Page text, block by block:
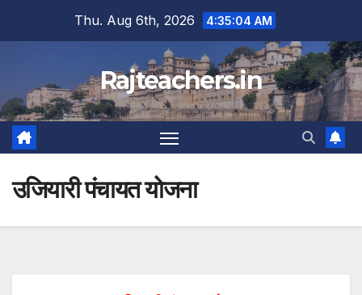
Thu. Aug 6th, 2026 4:35:04 AM
Rajteachers.in
उजियारी पंचायत योजना